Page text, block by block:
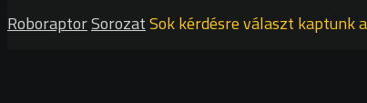
RoboraptorSorozatSok kérdésre választ kaptunk